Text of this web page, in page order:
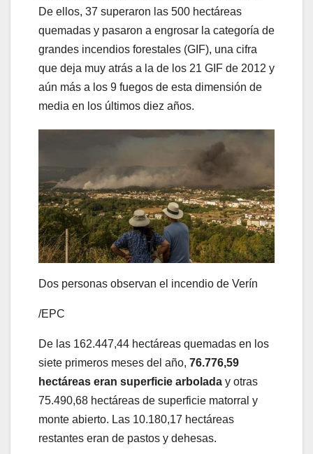
De ellos, 37 superaron las 500 hectáreas
quemadas y pasaron a engrosar la categoría de
grandes incendios forestales (GIF), una cifra
que deja muy atrás a la de los 21 GIF de 2012 y
aún más a los 9 fuegos de esta dimensión de
media en los últimos diez años.
Dos personas observan el incendio de Verín
/EPC
De las 162.447,44 hectáreas quemadas en los
siete primeros meses del año, 76.776,59
hectáreas eran superficie arbolada y otras
75.490,68 hectáreas de superficie matorral y
monte abierto. Las 10.180,17 hectáreas
restantes eran de pastos y dehesas.